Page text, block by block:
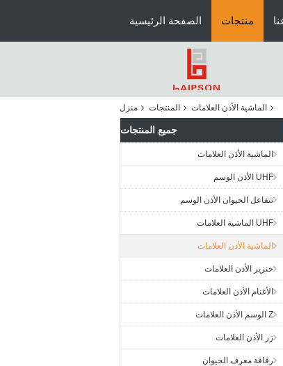
الصفحة الرئيسية منتجات
منزل المنتجات الماشية الأذن العلامات
جميع المنتجات
الماشية الأذن العلامات
UHF الأذن الوسم
تتفاعل الحيوان الأذن الوسم
UHF الماشية العلامات
الماشية الأذن العلامات
خنزير الأذن العلامات
الأغنام الأذن العلامات
Z الوسم الأذن العلامات
زر الأذن العلامات
رقاقة معرف الحيوان